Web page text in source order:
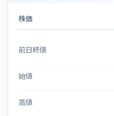
株価
前日終値
始値
高値